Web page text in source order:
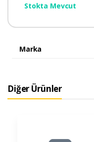
Stokta Mevcut
Marka
Diğer Ürünler